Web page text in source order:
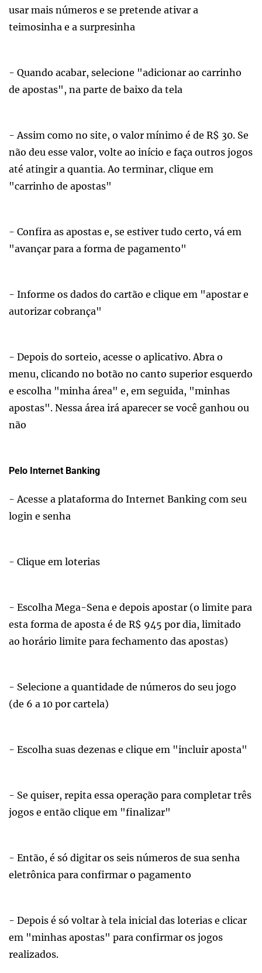
usar mais números e se pretende ativar a
teimosinha e a surpresinha
- Quando acabar, selecione "adicionar ao carrinho
de apostas", na parte de baixo da tela
- Assim como no site, o valor mínimo é de R$ 30. Se
não deu esse valor, volte ao início e faça outros jogos
até atingir a quantia. Ao terminar, clique em
"carrinho de apostas"
- Confira as apostas e, se estiver tudo certo, vá em
"avançar para a forma de pagamento"
- Informe os dados do cartão e clique em "apostar e
autorizar cobrança"
- Depois do sorteio, acesse o aplicativo. Abra o
menu, clicando no botão no canto superior esquerdo
e escolha "minha área" e, em seguida, "minhas
apostas". Nessa área irá aparecer se você ganhou ou
não
Pelo Internet Banking
- Acesse a plataforma do Internet Banking com seu
login e senha
- Clique em loterias
- Escolha Mega-Sena e depois apostar (o limite para
esta forma de aposta é de R$ 945 por dia, limitado
ao horário limite para fechamento das apostas)
- Selecione a quantidade de números do seu jogo
(de 6 a 10 por cartela)
- Escolha suas dezenas e clique em "incluir aposta"
- Se quiser, repita essa operação para completar três
jogos e então clique em "finalizar"
- Então, é só digitar os seis números de sua senha
eletrônica para confirmar o pagamento
- Depois é só voltar à tela inicial das loterias e clicar
em "minhas apostas" para confirmar os jogos
realizados.